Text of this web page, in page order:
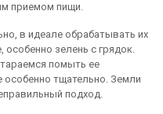
приемом пищи.
в идеале обрабатывать их
особенно зелень с грядок.
помыть ее
особенно тщательно. Земли
подход.